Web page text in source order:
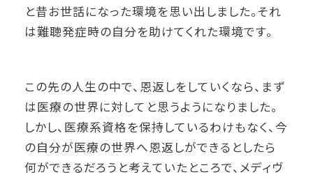
と昔お世話になった環境を思い出しました。それ
は難聴発症時の自分を助けてくれた環境です。
この先の人生の中で、恩返しをしていくなら、まず
は医療の世界に対してと思うようになりました。
しかし、医療系資格を保持しているわけもなく、今
の自分が医療の世界へ恩返しができるとしたら
何ができるだろうと考えていたところで、 メディヴ